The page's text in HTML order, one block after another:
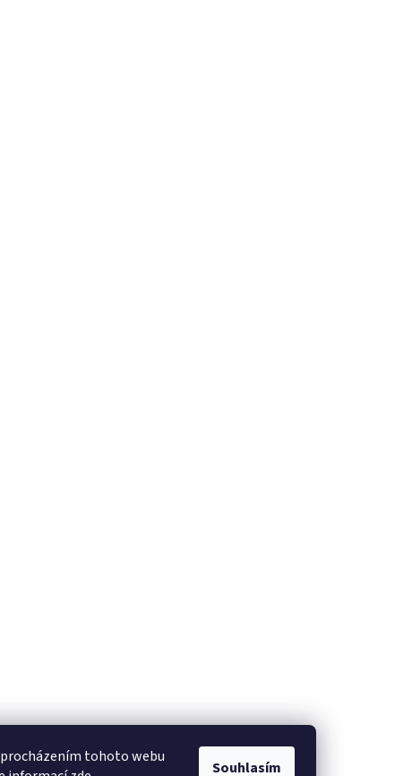
tohoto webu
Souhlasím